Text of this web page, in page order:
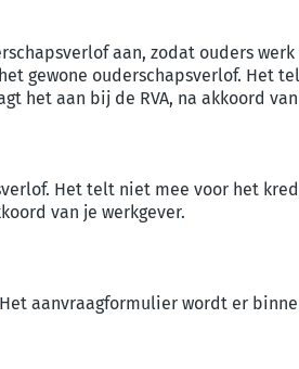
aan, zodat ouders
gewone ouderschapsverlof. Het
het aan bij de RVA, na akkoord
Het telt niet mee voor het
van je werkgever.
Het aanvraagformulier wordt er